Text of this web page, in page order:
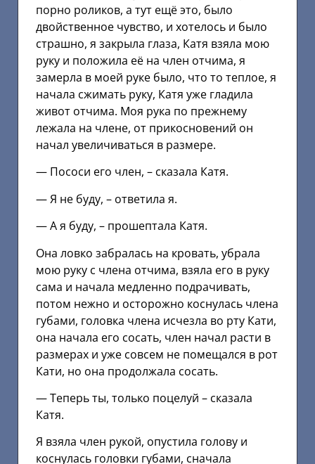
порно роликов, а тут ещё это, было
двойственное чувство, и хотелось и было
страшно, я закрыла глаза, Катя взяла мою
руку и положила её на член отчима, я
замерла в моей руке было, что то теплое, я
начала сжимать руку, Катя уже гладила
живот отчима. Моя рука по прежнему
лежала на члене, от прикосновений он
начал увеличиваться в размере.
— Пососи его член, – сказала Катя.
— Я не буду, – ответила я.
— А я буду, – прошептала Катя.
Она ловко забралась на кровать, убрала
мою руку с члена отчима, взяла его в руку
сама и начала медленно подрачивать,
потом нежно и осторожно коснулась члена
губами, головка члена исчезла во рту Кати,
она начала его сосать, член начал расти в
размерах и уже совсем не помещался в рот
Кати, но она продолжала сосать.
— Теперь ты, только поцелуй – сказала
Катя.
Я взяла член рукой, опустила голову и
коснулась головки губами, сначала